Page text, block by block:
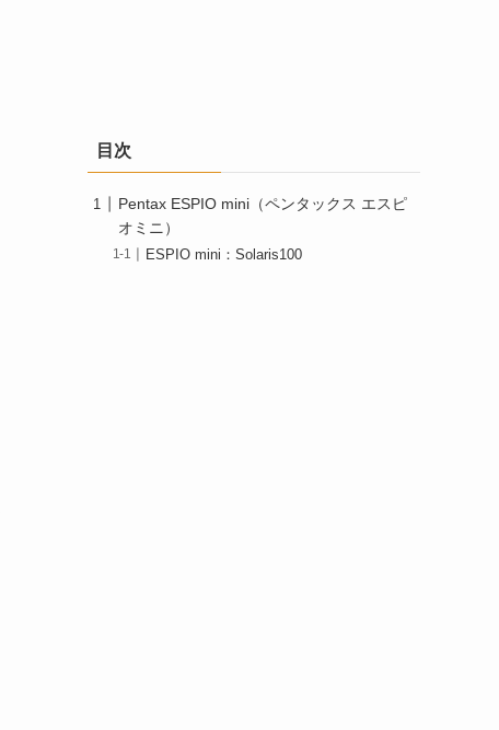
目次
Pentax ESPIO mini（ペンタックス エスピ
オミニ）
ESPIO mini：Solaris100